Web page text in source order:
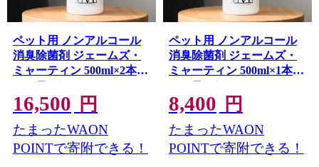
ペット用 ノンアルコール
消臭除菌剤 ジェームズ・
ミャーティン 500ml×2本
マーティン JM K2636
16,500 円
たまったWAON
POINTで寄附できる！
ペット用 ノンアルコール
消臭除菌剤 ジェームズ・
ミャーティン 500ml×1本
マーティン JM K2635
8,400 円
たまったWAON
POINTで寄附できる！